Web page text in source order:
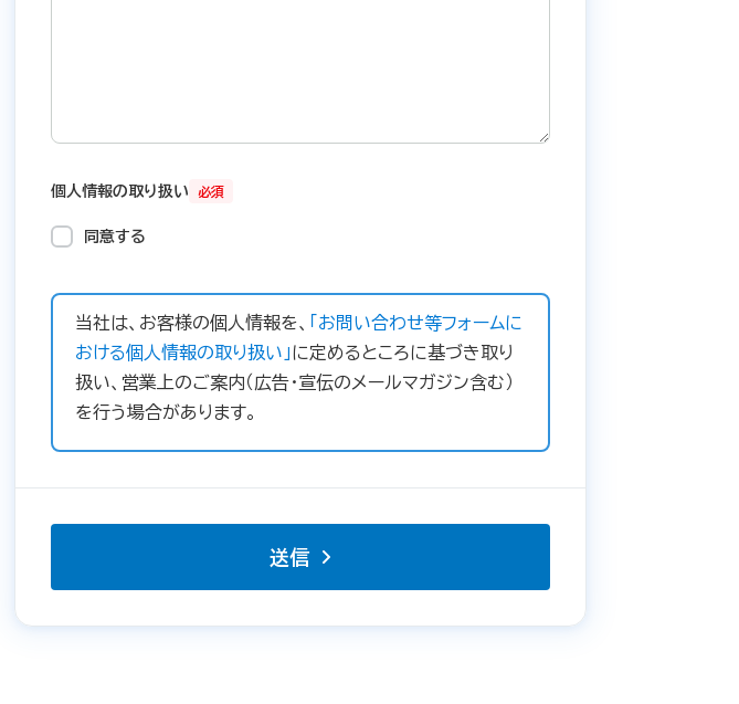
必須
個人情報の取り扱い
同意する
当社は、お客様の個人情報を、
「お問い合わせ等フォームに
おける個人情報の取り扱い」に定めるところに基づき取り
扱い、営業上のご案内（広告・宣伝のメールマガジン含む）
を行う場合があります。
送信